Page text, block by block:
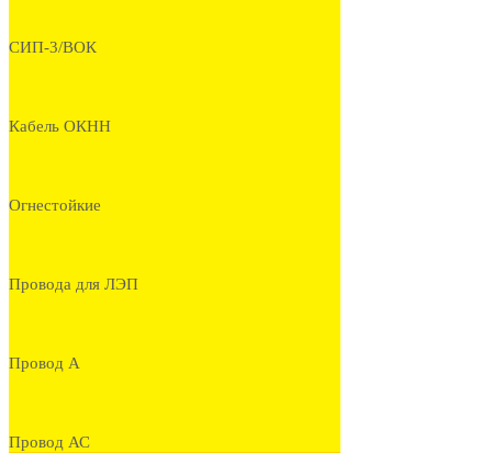
СИП-3/ВОК
Кабель ОКНН
Огнестойкие
Провода для ЛЭП
Провод А
Провод АС